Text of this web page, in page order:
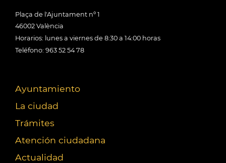
Plaça de l'Ajuntament nº 1
46002 València
Horarios: lunes a viernes de 8:30 a 14:00 horas
Teléfono: 963 52 54 78
Ayuntamiento
La ciudad
Trámites
Atención ciudadana
Actualidad